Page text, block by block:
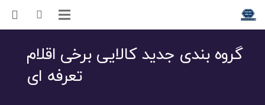
گروه بندی جدید کالایی برخی اقلام
تعرفه ای